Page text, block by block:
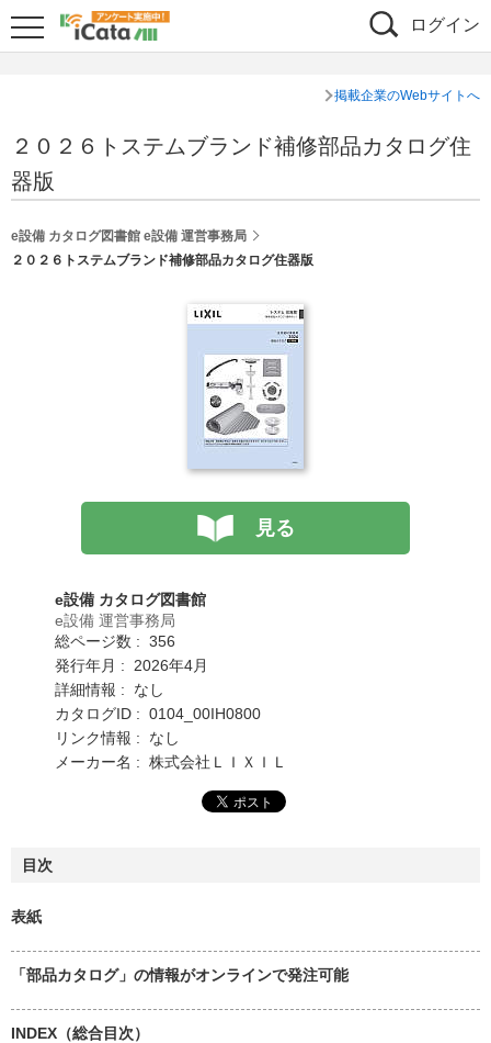
ログイン
掲載企業のWebサイトへ
２０２６トステムブランド補修部品カタログ住
器版
e設備 カタログ図書館 e設備 運営事務局
２０２６トステムブランド補修部品カタログ住器版
見る
e設備 カタログ図書館
e設備 運営事務局
総ページ数 : 356
発行年月 : 2026年4月
詳細情報 : なし
カタログID : 0104_00IH0800
リンク情報 : なし
メーカー名 : 株式会社ＬＩＸＩＬ
目次
表紙
「部品カタログ」の情報がオンラインで発注可能
INDEX（総合目次）